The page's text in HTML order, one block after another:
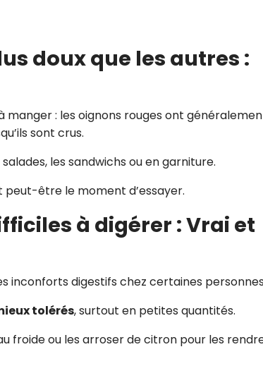
doux que les autres :
manger : les oignons rouges ont
sont crus.
les sandwichs ou en garniture.
peut-être le moment d’essayer.
à digérer : Vrai et
inconforts digestifs chez certaines
tolérés, surtout en petites quantités.
froide ou les arroser de citron pour les